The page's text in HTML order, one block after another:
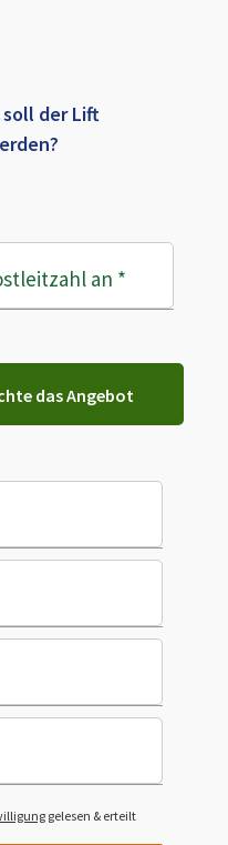
der Lift
an *
das Angebot
gelesen & erteilt